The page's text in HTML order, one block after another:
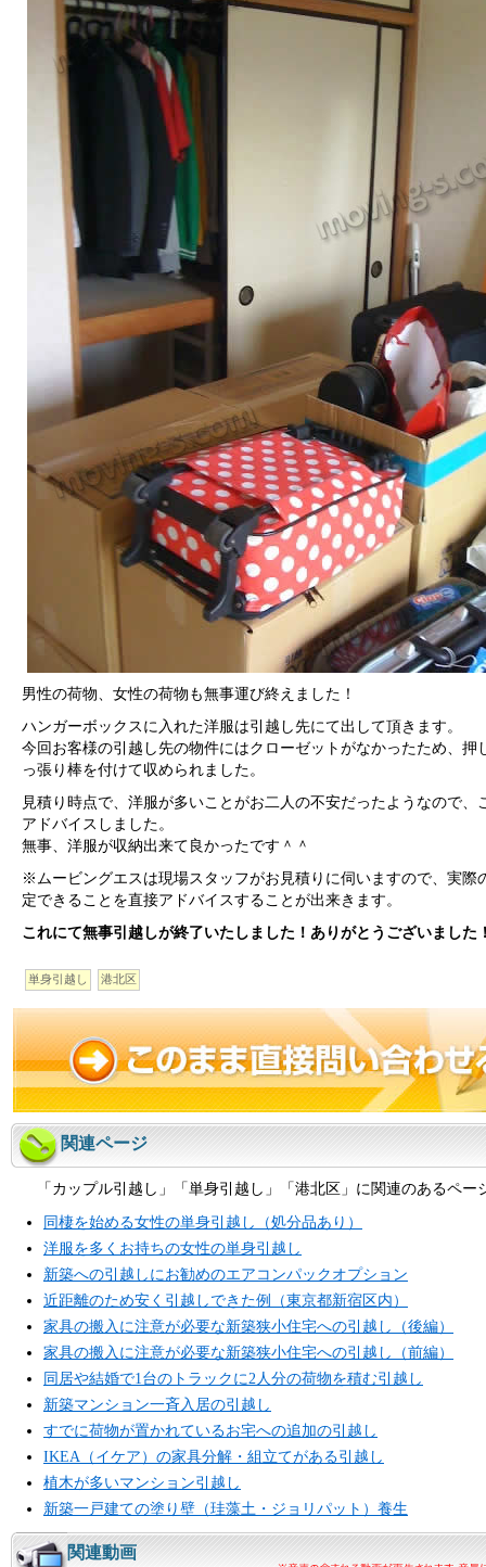
男性の荷物、女性の荷物も無事運び終えました！
ハンガーボックスに入れた洋服は引越し先にて出して頂きます。
今回お客様の引越し先の物件にはクローゼットがなかったため、押
っ張り棒を付けて収められました。
見積り時点で、洋服が多いことがお二人の不安だったようなので、
アドバイスしました。
無事、洋服が収納出来て良かったです＾＾
※ムービングエスは現場スタッフがお見積りに伺いますので、実際
定できることを直接アドバイスすることが出来きます。
これにて無事引越しが終了いたしました！ありがとうございました
単身引越し 港北区
関連ページ
「カップル引越し」「単身引越し」「港北区」に関連のあるペー
同棲を始める女性の単身引越し（処分品あり）
洋服を多くお持ちの女性の単身引越し
新築への引越しにお勧めのエアコンパックオプション
近距離のため安く引越しできた例（東京都新宿区内）
家具の搬入に注意が必要な新築狭小住宅への引越し（後編）
家具の搬入に注意が必要な新築狭小住宅への引越し（前編）
同居や結婚で1台のトラックに2人分の荷物を積む引越し
新築マンション一斉入居の引越し
すでに荷物が置かれているお宅への追加の引越し
IKEA（イケア）の家具分解・組立てがある引越し
植木が多いマンション引越し
新築一戸建ての塗り壁（珪藻土・ジョリパット）養生
関連動画